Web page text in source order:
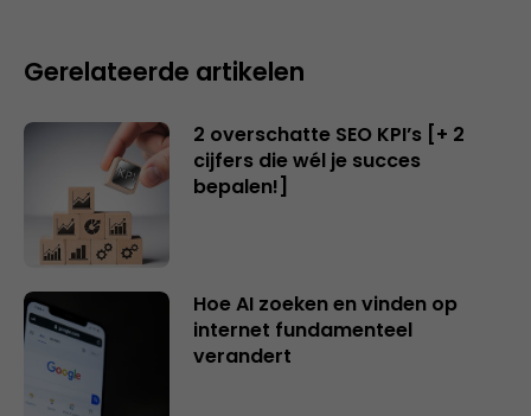
Gerelateerde artikelen
2 overschatte SEO KPI’s [+ 2
cijfers die wél je succes
bepalen!]
Hoe AI zoeken en vinden op
internet fundamenteel
verandert